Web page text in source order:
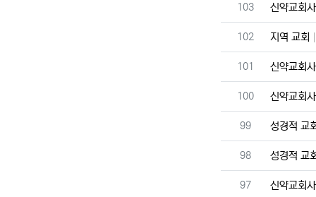
번호
103 신약교회
번호
102 지역 교회
번호
101 신약교회
번호
100 신약교회
번호
99 성경적 교
번호
98 성경적 교
번호
97 신약교회